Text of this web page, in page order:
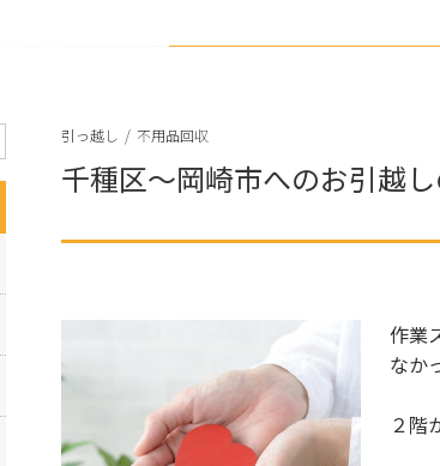
引っ越し / 不用品回収
千種区～岡崎市へのお引越
作業
なか
２階